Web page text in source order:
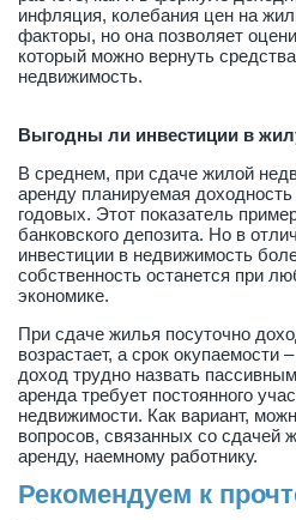
инфляция, колебания цен на
факторы, но она позволяет
который можно вернуть
недвижимость.
Выгодны ли инвестиции в
В среднем, при сдаче жилой
аренду планируемая
годовых. Этот показатель
банковского депозита. Но в
инвестиции в недвижимость
собственность останется при
экономике.
При сдаче жилья посуточно
возрастает, а срок окупаемости
доход трудно назвать
аренда требует постоянного
недвижимости. Как вариант,
вопросов, связанных со сдачей
аренду, наемному работнику.
Рекомендуем к